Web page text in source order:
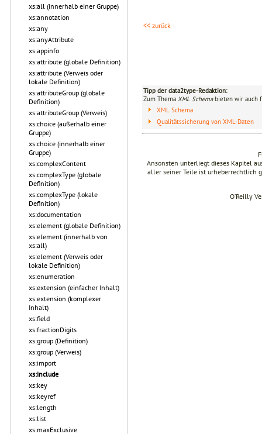
xs:all (innerhalb einer Gruppe)
xs:annotation
xs:any
xs:anyAttribute
xs:appinfo
xs:attribute (globale Definition)
xs:attribute (Verweis oder
lokale Definition)
xs:attributeGroup (globale
Definition)
xs:attributeGroup (Verweis)
xs:choice (außerhalb einer
Gruppe)
xs:choice (innerhalb einer
Gruppe)
xs:complexContent
xs:complexType (globale
Definition)
xs:complexType (lokale
Definition)
xs:documentation
xs:element (globale Definition)
xs:element (innerhalb von
xs:all)
xs:element (Verweis oder
lokale Definition)
xs:enumeration
xs:extension (einfacher Inhalt)
xs:extension (komplexer
Inhalt)
xs:field
xs:fractionDigits
xs:group (Definition)
xs:group (Verweis)
xs:import
xs:include
xs:key
xs:keyref
xs:length
xs:list
xs:maxExclusive
<< zurück
Tipp der data2type-Redaktion:
Zum Thema XML Schemabieten wir auch
XML Schema
Qualitätssicherung von XML-Daten
Ansonsten unterliegt dieses Kapitel
aller seiner Teile ist urheberrechtlich
O’Reilly